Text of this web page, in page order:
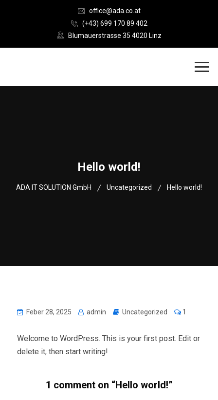
office@ada.co.at
(+43) 699 170 89 402
Blumauerstrasse 35 4020 Linz
Hello world!
ADA IT SOLUTION GmbH Uncategorized Hello world!
Feber 28, 2025 admin Uncategorized 1
Welcome to WordPress. This is your first post. Edit or
delete it, then start writing!
1 comment on “Hello world!”